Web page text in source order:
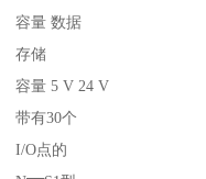
容量 数据
存储
容量 5 V 24 V
带有30个
I/O点的